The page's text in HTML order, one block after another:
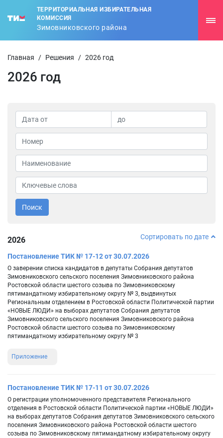
ТЕРРИТОРИАЛЬНАЯ ИЗБИРАТЕЛЬНАЯ
КОМИССИЯ
Зимовниковского района
Главная / Решения / 2026 год
2026 год
Поиск
2026 Сортировать по дате
Постановление ТИК № 17-12 от 30.07.2026
О заверении списка кандидатов в депутаты Собрания депутатов
Зимовниковского сельского поселения Зимовниковского района
Ростовской области шестого созыва по Зимовниковскому
пятимандатному избирательному округу № 3, выдвинутых
Региональным отделением в Ростовской области Политической партии
«НОВЫЕ ЛЮДИ» на выборах депутатов Собрания депутатов
Зимовниковского сельского поселения Зимовниковского района
Ростовской области шестого созыва по Зимовниковскому
пятимандатному избирательному округу № 3
Приложение
Постановление ТИК № 17-11 от 30.07.2026
О регистрации уполномоченного представителя Регионального
отделения в Ростовской области Политической партии «НОВЫЕ ЛЮДИ»
на выборах депутатов Собрания депутатов Зимовниковского сельского
поселения Зимовниковского района Ростовской области шестого
созыва по Зимовниковскому пятимандатному избирательному округу